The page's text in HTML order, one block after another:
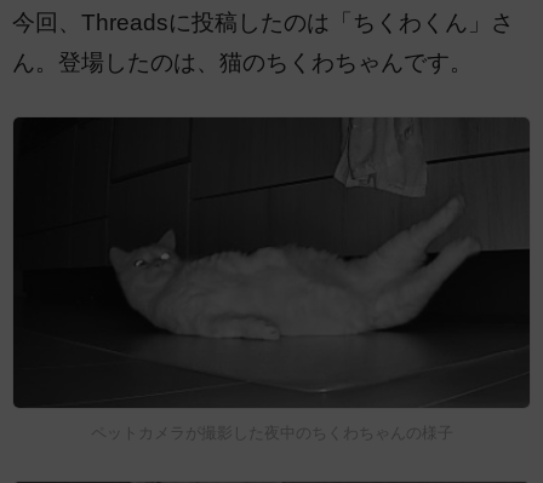
今回、Threadsに投稿したのは「ちくわくん」さ
ん。登場したのは、猫のちくわちゃんです。
ペットカメラが撮影した夜中のちくわちゃんの様子